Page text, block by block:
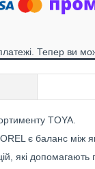
Тепер ви
TOYA.
є баланс
які